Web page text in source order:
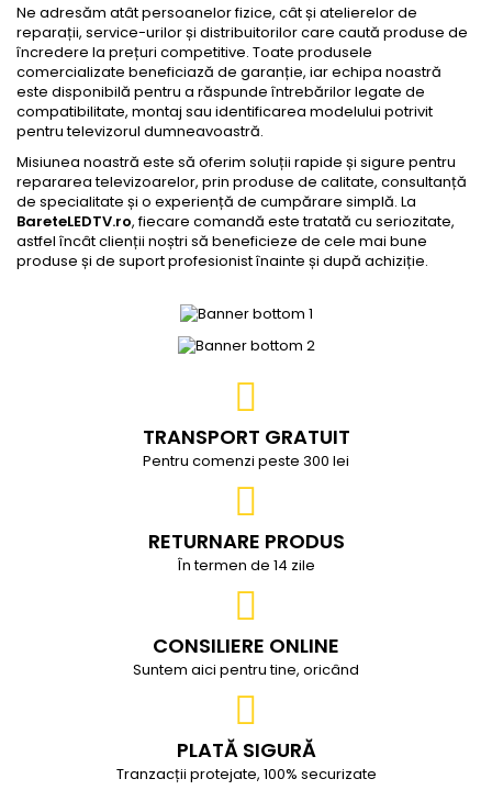
Ne adresăm atât persoanelor fizice, cât și atelierelor de
reparații, service-urilor și distribuitorilor care caută produse de
încredere la prețuri competitive. Toate produsele
comercializate beneficiază de garanție, iar echipa noastră
este disponibilă pentru a răspunde întrebărilor legate de
compatibilitate, montaj sau identificarea modelului potrivit
pentru televizorul dumneavoastră.
Misiunea noastră este să oferim soluții rapide și sigure pentru
repararea televizoarelor, prin produse de calitate, consultanță
de specialitate și o experiență de cumpărare simplă. La
BareteLEDTV.ro, fiecare comandă este tratată cu seriozitate,
astfel încât clienții noștri să beneficieze de cele mai bune
produse și de suport profesionist înainte și după achiziție.
TRANSPORT GRATUIT
Pentru comenzi peste 300 lei
RETURNARE PRODUS
În termen de 14 zile
CONSILIERE ONLINE
Suntem aici pentru tine, oricând
PLATĂ SIGURĂ
Tranzacții protejate, 100% securizate